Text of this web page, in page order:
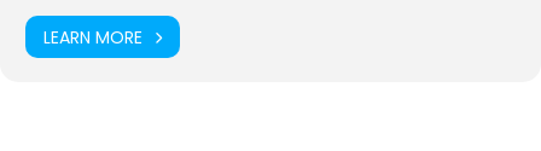
LEARN MORE